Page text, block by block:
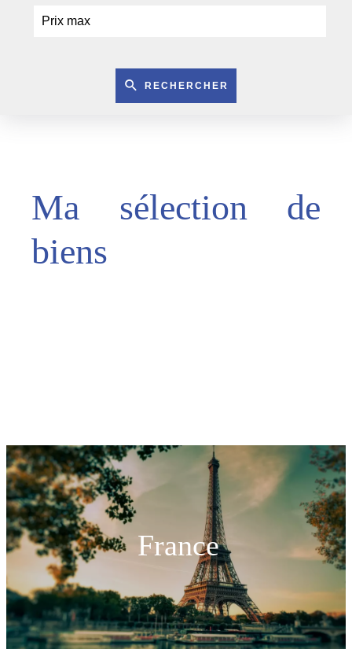
RECHERCHER
Ma sélection de
biens
France